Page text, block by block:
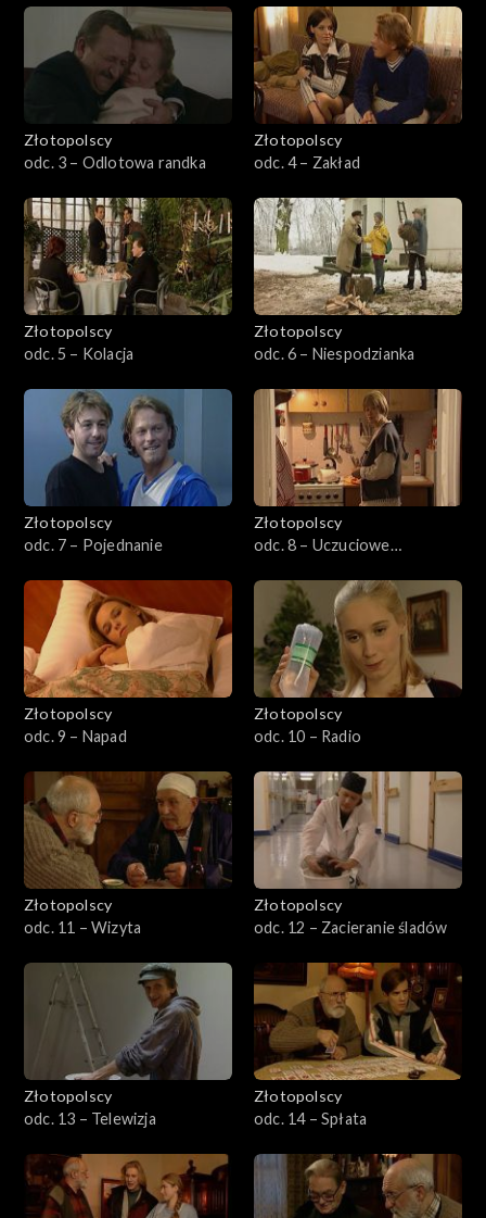
401-500
501-600
601-700
801-900
901–1000
1001–1100
1101–1121
Odcinek specjalny
Złotopolscy
odc. 3 – Odlotowa randka
Złotopolscy
odc. 4 – Zakład
Złotopolscy
odc. 5 – Kolacja
Złotopolscy
odc. 6 – Niespodzianka
Złotopolscy
odc. 7 – Pojednanie
Złotopolscy
odc. 8 – Uczuciowe
Złotopolscy
odc. 9 – Napad
Złotopolscy
odc. 10 – Radio
Złotopolscy
odc. 11 – Wizyta
Złotopolscy
odc. 12 – Zacieranie śladów
Złotopolscy
odc. 13 – Telewizja
Złotopolscy
odc. 14 – Spłata